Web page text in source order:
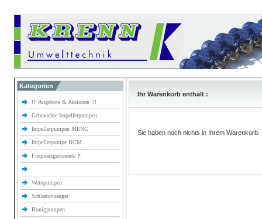
Kategorien
!!! Angebote & Aktionen !!!
Gebrauchte Impellerpumpen
Impellerpumpen MENC
Impellerpumpe BCM
Frequenzgesteuerte P.
Weinpumpen
Schlammsauger
Honigpumpen
Ihr Warenkorb enthält :
Sie haben noch nichts in Ihrem Warenkorb.